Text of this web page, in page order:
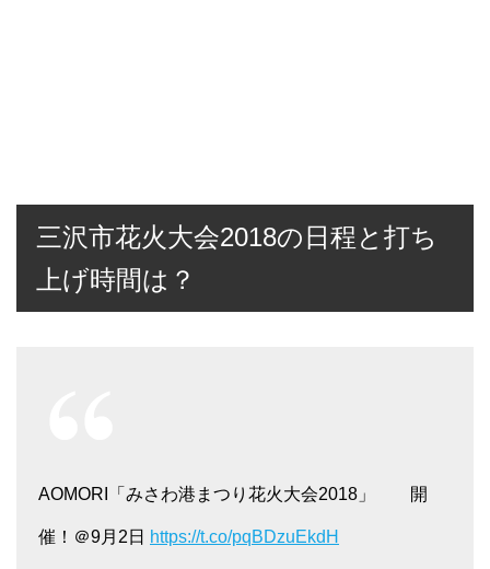
三沢市花火大会2018の日程と打ち
上げ時間は？
AOMORI「みさわ港まつり花火大会2018」 開
催！＠9月2日 https://t.co/pqBDzuEkdH